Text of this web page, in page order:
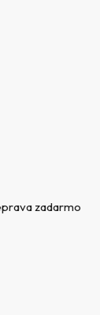
zadarmo